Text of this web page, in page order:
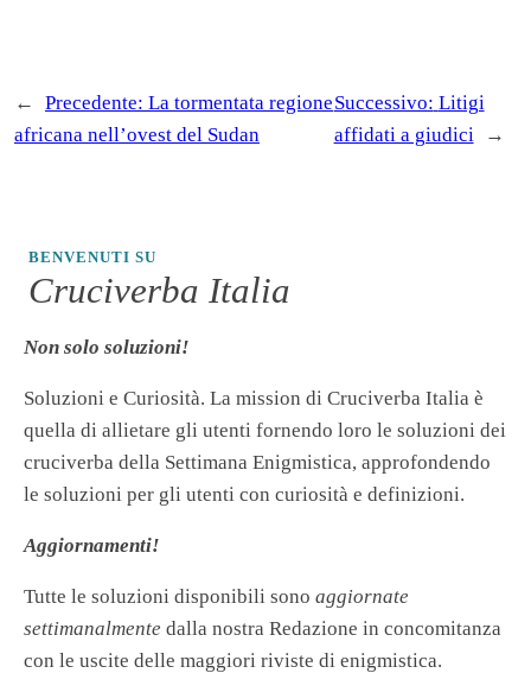
← Precedente: La tormentata regione
africana nell’ovest del Sudan
Successivo: Litigi
affidati a giudici
→
BENVENUTI SU
Cruciverba Italia
Non solo soluzioni!
Soluzioni e Curiosità. La mission di Cruciverba Italia è
quella di allietare gli utenti fornendo loro le soluzioni dei
cruciverba della Settimana Enigmistica, approfondendo
le soluzioni per gli utenti con curiosità e definizioni.
Aggiornamenti!
Tutte le soluzioni disponibili sono aggiornate
settimanalmente dalla nostra Redazione in concomitanza
con le uscite delle maggiori riviste di enigmistica.